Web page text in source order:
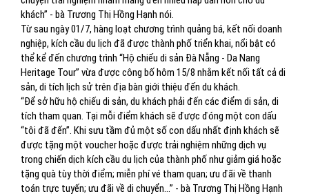
khách” - bà Trương Thị Hồng Hạnh nói.
Từ sau ngày 01/7, hàng loạt chương trình quảng bá, kết nối doanh
nghiệp, kích cầu du lịch đã được thành phố triển khai, nổi bật có
thể kể đến chương trình “Hộ chiếu di sản Đà Nẵng - Da Nang
Heritage Tour” vừa được công bố hôm 15/8 nhằm kết nối tất cả di
sản, di tích lịch sử trên địa bàn giới thiệu đến du khách.
“Để sở hữu hộ chiếu di sản, du khách phải đến các điểm di sản, di
tích tham quan. Tại mỗi điểm khách sẽ được đóng một con dấu
“tôi đã đến”. Khi sưu tầm đủ một số con dấu nhất định khách sẽ
được tặng một voucher hoặc được trải nghiệm những dịch vụ
trong chiến dịch kích cầu du lịch của thành phố như giảm giá hoặc
tặng quà tùy thời điểm; miễn phí vé tham quan; ưu đãi về thanh
toán trực tuyến; ưu đãi về di chuyển…” - bà Trương Thị Hồng Hạnh